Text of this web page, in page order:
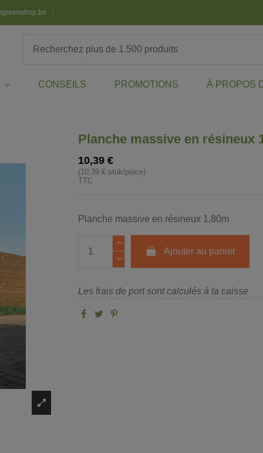
CONSEILS PROMOTIONS À PROPOS
Planche massive en résineux
10,39 €
(10,39 € stuk/pièce)
TTC
Planche massive en résineux 1,80m
Ajouter au panier
Les frais de port sont calculés à la caisse